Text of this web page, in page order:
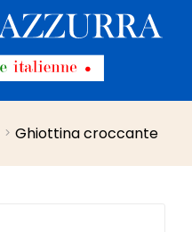
Ghiottina croccante